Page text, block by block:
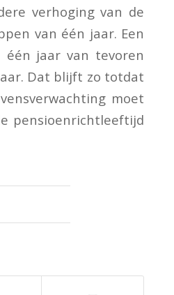
verhoging van de
van één jaar. Een
jaar van tevoren
Dat blijft zo totdat
moet
pensioenrichtleeftijd